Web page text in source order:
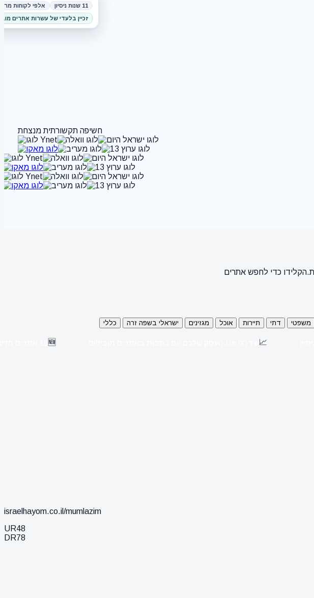
11 שנות ניסיון
אלפי לקוחות
זכיין בלעדי של עשרות אתרים
חשיפה תקשורתית מנצחת
הקלידו כדי לחפש אתרים
משפטי דתי תיירות אוכל מגזינים ישראלי בשפה זרה כללי
📈
🆕
israelhayom.co.il/mumlazim
UR48
DR78